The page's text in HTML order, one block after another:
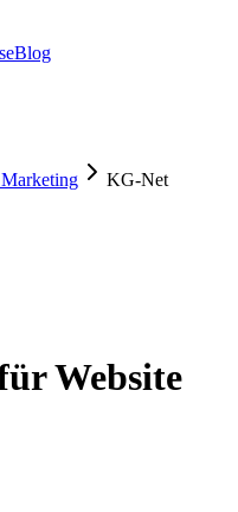
Blog
KG-Net
Website